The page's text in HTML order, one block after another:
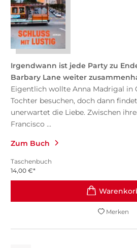
Irgendwann ist jede Party zu
Barbary Lane weiter
Eigentlich wollte Anna Madrigal in
Tochter besuchen, doch dann
unerwartet die Liebe. Zwischen
Francisco ...
Zum Buch
Taschenbuch
14,00 €*
Merken